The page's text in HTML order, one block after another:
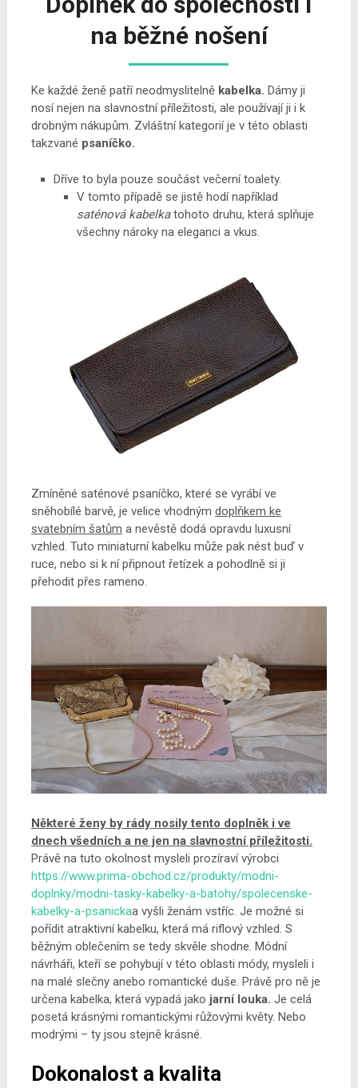
na běžné nošení
Ke každé ženě patří neodmyslitelně kabelka. Dámy ji
nosí nejen na slavnostní příležitosti, ale používají ji i k
drobným nákupům. Zvláštní kategorií je v této oblasti
takzvané psaníčko.
Dříve to byla pouze součást večerní toalety.
V tomto případě se jistě hodí například
saténová kabelkatohoto druhu, která splňuje
všechny nároky na eleganci a vkus.
Zmíněné saténové psaníčko, které se vyrábí ve
sněhobílé barvě, je velice vhodným doplňkem ke
svatebním šatům a nevěstě dodá opravdu luxusní
vzhled. Tuto miniaturní kabelku může pak nést buď v
ruce, nebo si k ní připnout řetízek a pohodlně si ji
přehodit přes rameno.
Některé ženy by rády nosily tento doplněk i ve
dnech všedních a ne jen na slavnostní příležitosti.
Právě na tuto okolnost mysleli prozíraví výrobci
https://www.prima-obchod.cz/produkty/modni-
doplnky/modni-tasky-kabelky-a-batohy/spolecenske-
kabelky-a-psanickaa vyšli ženám vstříc. Je možné si
pořídit atraktivní kabelku, která má riflový vzhled. S
běžným oblečením se tedy skvěle shodne. Módní
návrháři, kteří se pohybují v této oblasti módy, mysleli i
na malé slečny anebo romantické duše. Právě pro ně je
určena kabelka, která vypadá jako jarní louka. Je celá
posetá krásnými romantickými růžovými květy. Nebo
modrými – ty jsou stejně krásné.
Dokonalost a kvalita